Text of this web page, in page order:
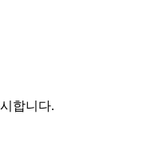
합니다.